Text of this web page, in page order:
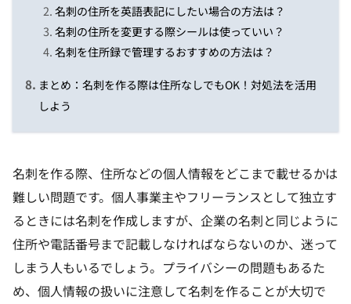
名刺の住所を英語表記にしたい場合の方法は？
名刺の住所を変更する際シールは使っていい？
名刺を住所録で管理するおすすめの方法は？
まとめ：名刺を作る際は住所なしでもOK！対処法を活用
しよう
名刺を作る際、住所などの個人情報をどこまで載せるかは
難しい問題です。個人事業主やフリーランスとして独立す
るときには名刺を作成しますが、企業の名刺と同じように
住所や電話番号まで記載しなければならないのか、迷って
しまう人もいるでしょう。プライバシーの問題もあるた
め、個人情報の扱いに注意して名刺を作ることが大切で